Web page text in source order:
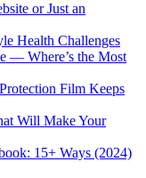
or Just an
Health Challenges
— Where’s the Most
Film Keeps
Will Make Your
15+ Ways (2024)